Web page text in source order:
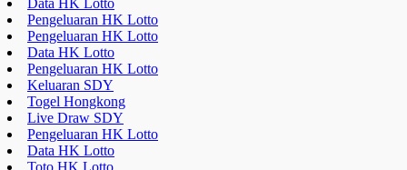
Pengeluaran HK Lotto
Pengeluaran HK Lotto
Data HK Lotto
Pengeluaran HK Lotto
Keluaran SDY
Togel Hongkong
Live Draw SDY
Pengeluaran HK Lotto
Data HK Lotto
Toto HK Lotto